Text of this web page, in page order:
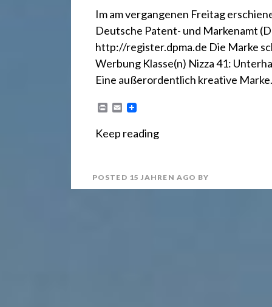
t
Im am vergangenen Freitag
Deutsche Patent- und Markenamt
http://register.dpma.de Die Marke
Werbung Klasse(n) Nizza 41:
Eine außerordentlich kreative Marke.
n
E
i
Keep reading
POSTED 15 JAHREN AGO BY